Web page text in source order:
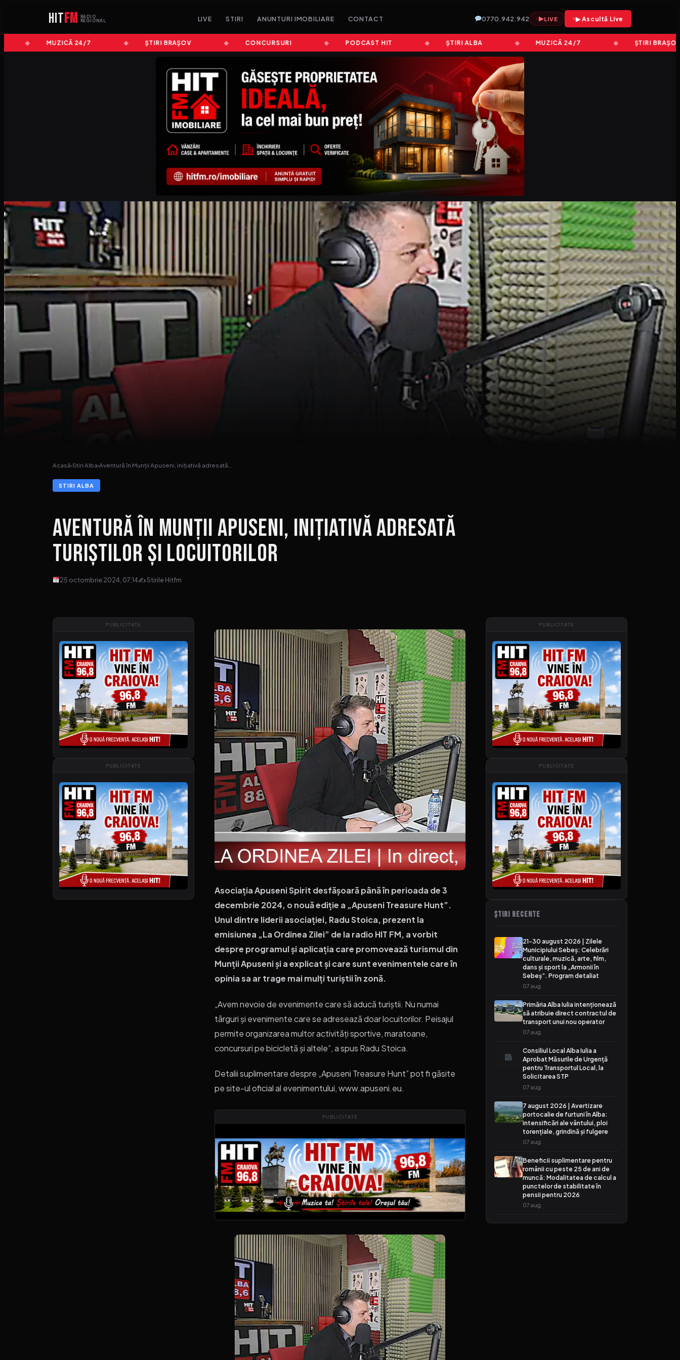
HITFM
RADIO
REGIONAL
LIVE STIRI ANUNTURI IMOBILIARE CONTACT 0770.942.942 ▶LIVE ▶ Ascultă Live
MUZICĂ 24/7 ȘTIRI BRAȘOV CONCURSURI PODCAST HIT ȘTIRI ALBA MUZICĂ 24/7 ȘTIRI BRAȘOV
Acasă›Stiri Alba›Aventură în Munții Apuseni, inițiativă adresată…
STIRI ALBA
Aventură în Munții Apuseni, inițiativă adresată
turiștilor și locuitorilor
25 octombrie 2024, 07:14✍ Stirile Hitfm
PUBLICITATE
PUBLICITATE
Asociația Apuseni Spirit desfășoară până în perioada de 3
decembrie 2024, o nouă ediție a „Apuseni Treasure Hunt”.
Unul dintre liderii asociației, Radu Stoica, prezent la
emisiunea „La Ordinea Zilei” de la radio HIT FM, a vorbit
despre programul și aplicația care promovează turismul din
Munții Apuseni și a explicat și care sunt evenimentele care în
opinia sa ar trage mai mulți turiștii în zonă.
„Avem nevoie de evenimente care să aducă turiștii. Nu numai
târguri și evenimente care se adresează doar locuitorilor. Peisajul
permite organizarea multor activități sportive, maratoane,
concursuri pe bicicletă și altele”, a spus Radu Stoica.
Detalii suplimentare despre „Apuseni Treasure Hunt” pot fi găsite
pe site-ul oficial al evenimentului, www.apuseni.eu.
PUBLICITATE
PUBLICITATE
PUBLICITATE
ȘTIRI RECENTE
21-30 august 2026 | Zilele
Municipiului Sebeș: Celebrări
culturale, muzică, arte, film,
dans și sport la „Armonii în
Sebeș”. Program detaliat
07 aug.
Primăria Alba Iulia intenționează
să atribuie direct contractul de
transport unui nou operator
07 aug.
Consiliul Local Alba Iulia a
Aprobat Măsurile de Urgență
pentru Transportul Local, la
Solicitarea STP
07 aug.
7 august 2026 | Avertizare
portocalie de furtuni în Alba:
intensificări ale vântului, ploi
torențiale, grindină și fulgere
07 aug.
Beneficii suplimentare pentru
românii cu peste 25 de ani de
muncă: Modalitatea de calcul a
punctelor de stabilitate în
pensii pentru 2026
07 aug.